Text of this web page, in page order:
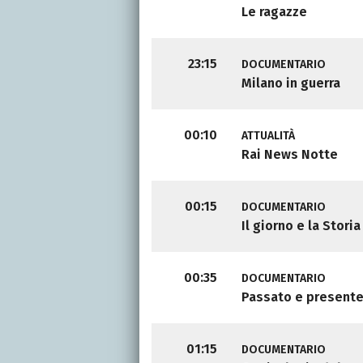
Le ragazze
23:15 DOCUMENTARIO
Milano in guerra
00:10 ATTUALITÀ
Rai News Notte
00:15 DOCUMENTARIO
Il giorno e la Storia
00:35 DOCUMENTARIO
Passato e presente
01:15 DOCUMENTARIO